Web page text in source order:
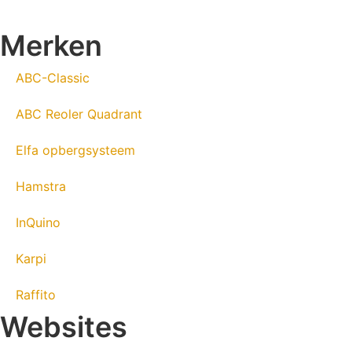
Merken
ABC-Classic
ABC Reoler Quadrant
Elfa opbergsysteem
Hamstra
InQuino
Karpi
Raffito
Websites